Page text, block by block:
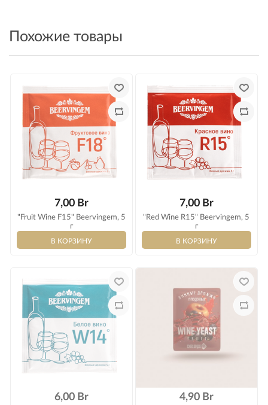
Похожие товары
7,00 Br
"Fruit Wine F15" Beervingem, 5
г
7,00 Br
"Red Wine R15" Beervingem, 5
г
6,00 Br 4,90 Br